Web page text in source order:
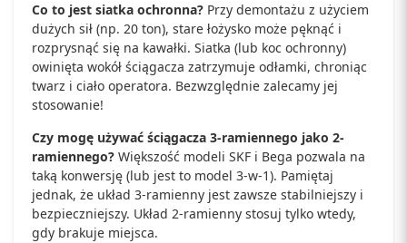
Co to jest siatka ochronna? Przy demontażu z użyciem
dużych sił (np. 20 ton), stare łożysko może pęknąć i
rozprysnąć się na kawałki. Siatka (lub koc ochronny)
owinięta wokół ściągacza zatrzymuje odłamki, chroniąc
twarz i ciało operatora. Bezwzględnie zalecamy jej
stosowanie!
Czy mogę używać ściągacza 3-ramiennego jako 2-
ramiennego? Większość modeli SKF i Bega pozwala na
taką konwersję (lub jest to model 3-w-1). Pamiętaj
jednak, że układ 3-ramienny jest zawsze stabilniejszy i
bezpieczniejszy. Układ 2-ramienny stosuj tylko wtedy,
gdy brakuje miejsca.